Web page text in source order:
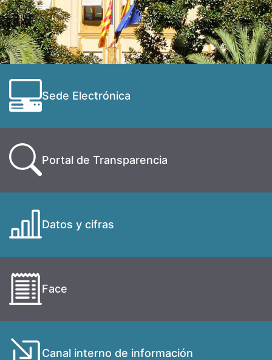
Sede Electrónica
Portal de Transparencia
Datos y cifras
Face
Canal interno de información